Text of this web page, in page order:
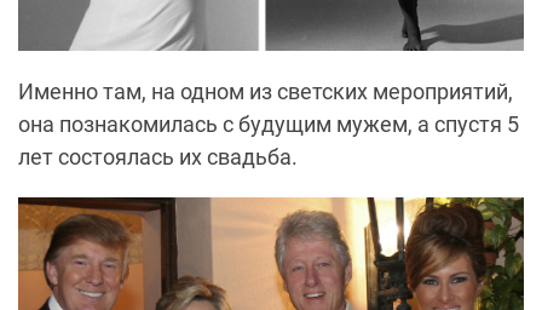
Именно там, на одном из светских мероприятий,
она познакомилась с будущим мужем, а спустя 5
лет состоялась их свадьба.